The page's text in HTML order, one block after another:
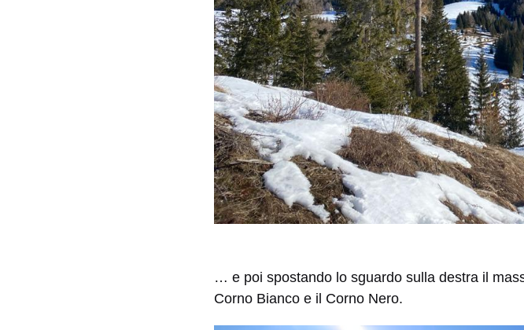
… e poi spostando lo sguardo sulla destra il
Corno Bianco e il Corno Nero.